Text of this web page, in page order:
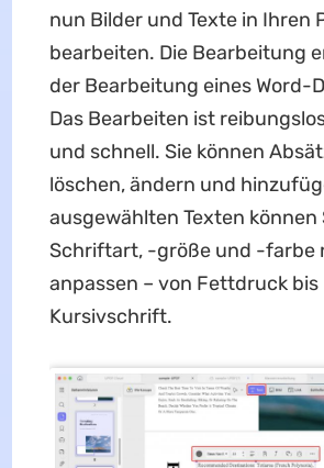
nun Bilder und Texte in Ihren
bearbeiten. Die Bearbeitung
der Bearbeitung eines Word-
Das Bearbeiten ist
und schnell. Sie können
löschen, ändern und
ausgewählten Texten können
Schriftart, -größe und -farbe
anpassen – von Fettdruck bis
Kursivschrift.